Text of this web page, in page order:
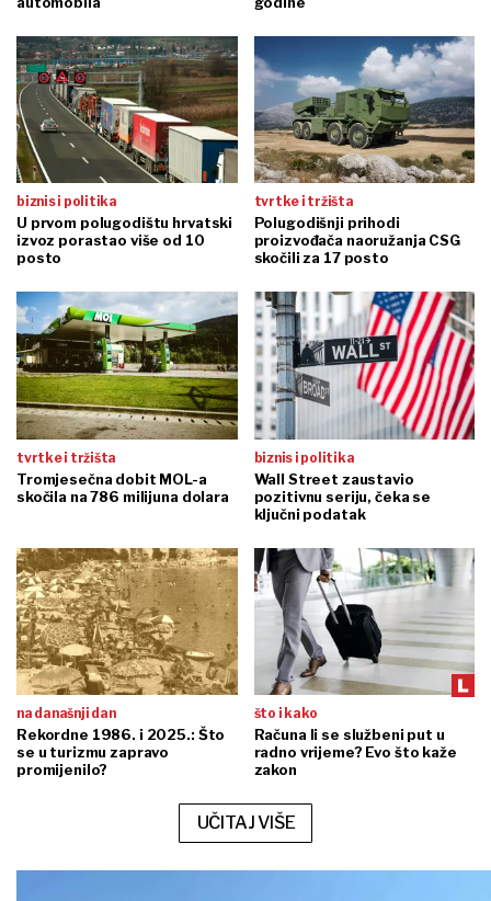
biznis i politika
U prvom polugodištu hrvatski
izvoz porastao više od 10
posto
tvrtke i tržišta
Polugodišnji prihodi
proizvođača naoružanja CSG
skočili za 17 posto
tvrtke i tržišta
Tromjesečna dobit MOL-a
skočila na 786 milijuna dolara
biznis i politika
Wall Street zaustavio
pozitivnu seriju, čeka se
ključni podatak
na današnji dan
Rekordne 1986. i 2025.: Što
se u turizmu zapravo
promijenilo?
što i kako
Računa li se službeni put u
radno vrijeme? Evo što kaže
zakon
UČITAJ VIŠE